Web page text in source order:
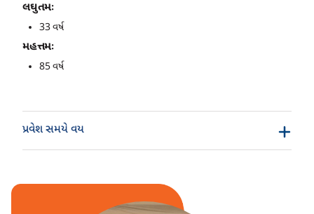
લઘુતમઃ
33 વર્ષ
મહત્તમઃ
85 વર્ષ
પ્રવેશ સમયે વય